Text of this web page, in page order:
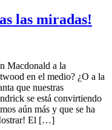
las miradas!
Macdonald a la
en el medio? ¿O a la
que nuestras
se está convirtiendo
aún más y que se ha
El […]